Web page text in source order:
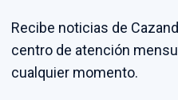
Recibe noticias de
centro de atención
cualquier momento.